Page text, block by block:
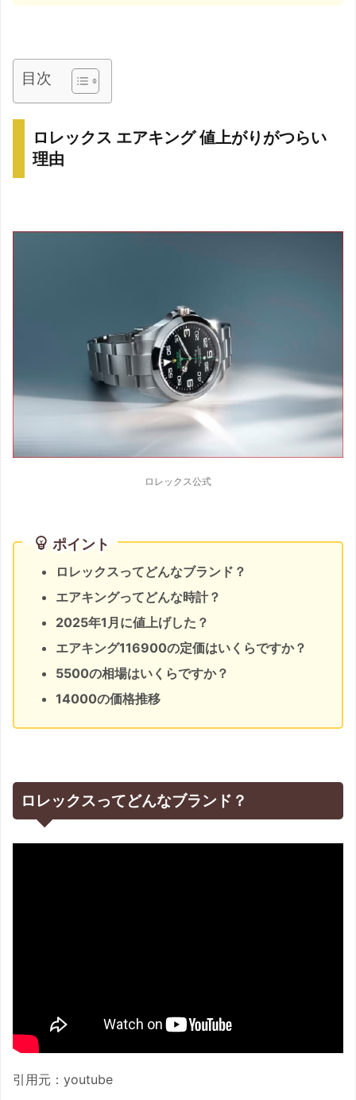
目次
ロレックス エアキング 値上がりがつらい
理由
ロレックス公式
ポイント
ロレックスってどんなブランド？
エアキングってどんな時計？
2025年1月に値上げした？
エアキング116900の定価はいくらですか？
5500の相場はいくらですか？
14000の価格推移
ロレックスってどんなブランド？
引用元：youtube